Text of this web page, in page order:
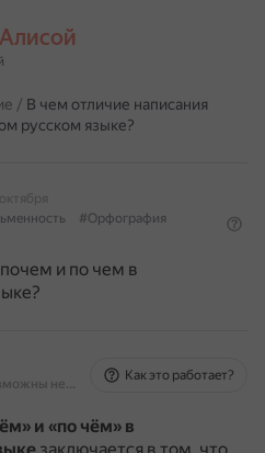
/ В чем отличие написания
русском языке?
октября
#Орфография
и по чем в
На основе источников, возможны неточности
Как это работает?
и «по чём» в